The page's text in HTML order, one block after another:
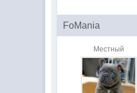
FoMania
Местный